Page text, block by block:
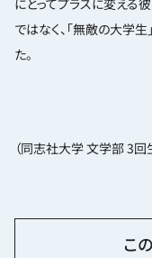
にとってプラスに変える
ではなく、「無敵の大学
た。
（同志社大学 文学部 3
こ